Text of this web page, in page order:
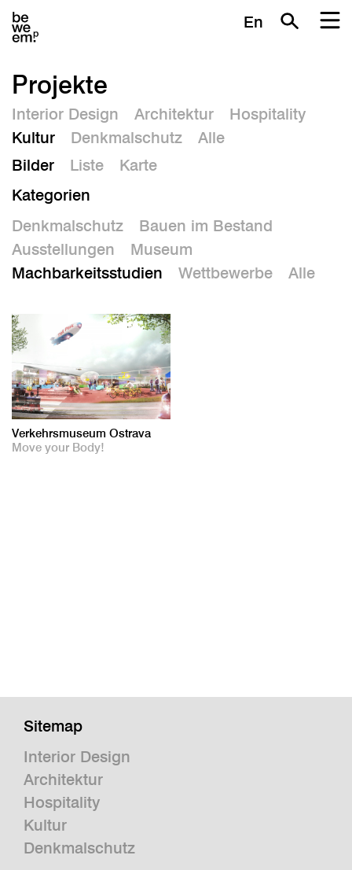
En
Projekte
Interior Design Architektur
Hospitality
Kultur
Denkmalschutz
Alle
Bilder
Liste
Karte
Kategorien
Denkmalschutz
Bauen im Bestand
Ausstellungen
Museum
Machbarkeitsstudien
Wettbewerbe Alle
Verkehrsmuseum Ostrava
Move your Body!
Sitemap
Interior Design
Architektur
Hospitality
Kultur
Denkmalschutz